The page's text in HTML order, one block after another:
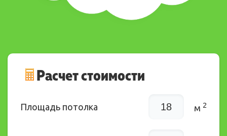
Расчет стоимости
Площадь потолка м 2